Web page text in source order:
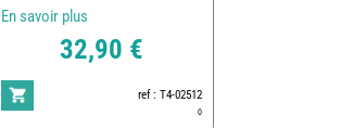
En savoir plus
32,90 €
ref : T4-02512
0